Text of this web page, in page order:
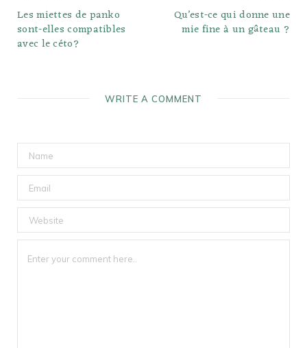
Les miettes de panko
sont-elles compatibles
avec le céto?
Qu’est-ce qui donne une
mie fine à un gâteau ?
WRITE A COMMENT